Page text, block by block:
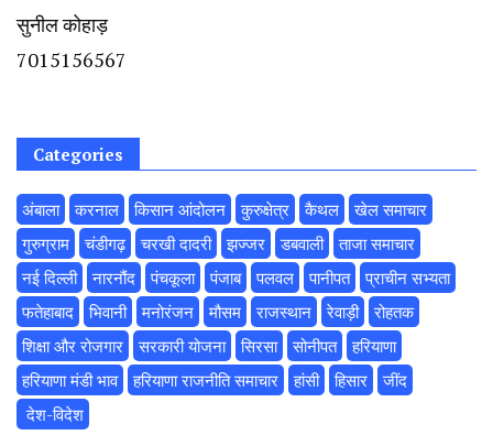
सुनील कोहाड़
7015156567
Categories
अंबाला करनाल किसान आंदोलन कुरुक्षेत्र कैथल
खेल समाचार
गुरुग्राम
चंडीगढ़ चरखी दादरी झज्जर डबवाली
ताजा समाचार
नई दिल्ली
नारनौंद पंचकूला पंजाब पलवल पानीपत
प्राचीन सभ्यता
फतेहाबाद
भिवानी मनोरंजन मौसम राजस्थान रेवाड़ी
रोहतक
शिक्षा और रोजगार
सरकारी योजना सिरसा सोनीपत
हरियाणा
हरियाणा मंडी भाव
हरियाणा राजनीति समाचार हांसी हिसार
‌जींद
‌ देश-विदेश